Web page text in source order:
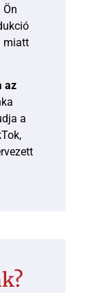
Ön
miatt
az
a